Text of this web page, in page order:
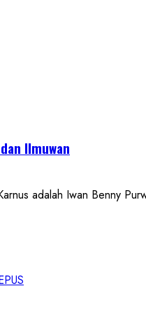
Ilmuwan
adalah Iwan Benny